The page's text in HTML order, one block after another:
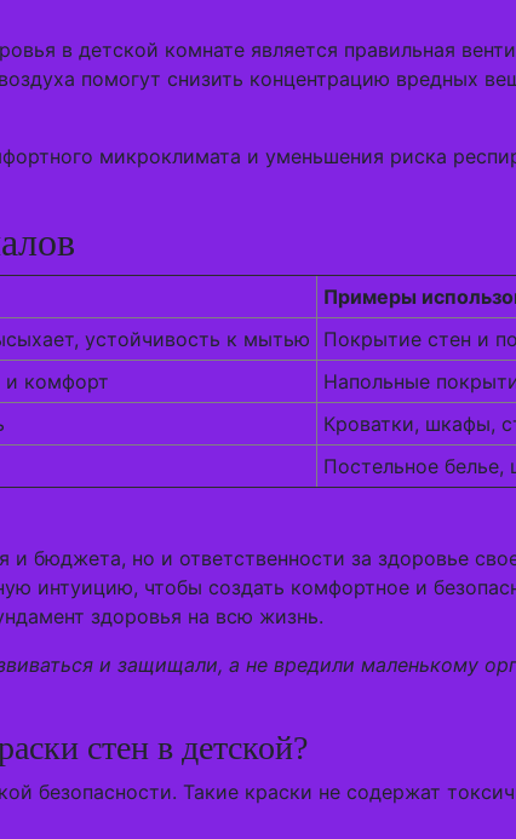
в детской комнате является правильная
помогут снизить концентрацию вредных
микроклимата и уменьшения риска
Примеры
устойчивость к мытью
Покрытие стен и
и комфорт
Напольные
Кроватки, шкафы,
Постельное белье,
бюджета, но и ответственности за здоровье
интуицию, чтобы создать комфортное и
здоровья на всю жизнь.
и защищали, а не вредили маленькому
стен в детской?
безопасности. Такие краски не содержат